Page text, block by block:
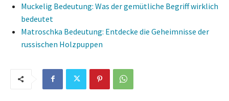
Muckelig Bedeutung: Was der gemütliche Begriff wirklich
bedeutet
Matroschka Bedeutung: Entdecke die Geheimnisse der
russischen Holzpuppen